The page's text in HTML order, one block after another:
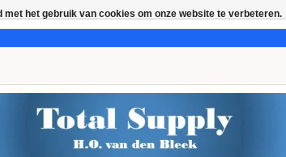
het gebruik van cookies om onze website te verbeteren.